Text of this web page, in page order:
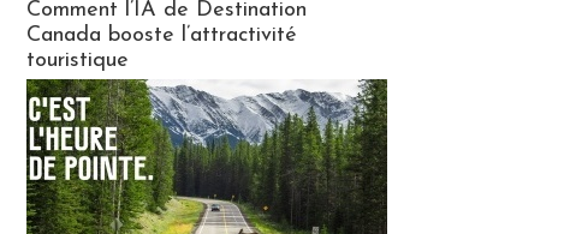
Comment l’IA de Destination
Canada booste l’attractivité
touristique